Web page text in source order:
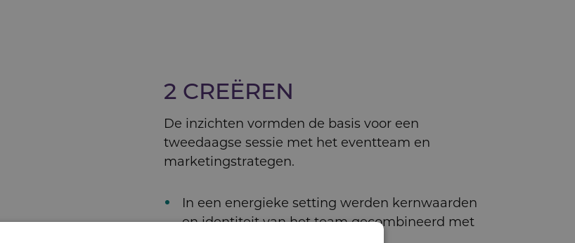
2 CREËREN
De inzichten vormden de basis voor een
tweedaagse sessie met het eventteam en
marketingstrategen.
In een energieke setting werden kernwaarden
en identiteit van het team gecombineerd met